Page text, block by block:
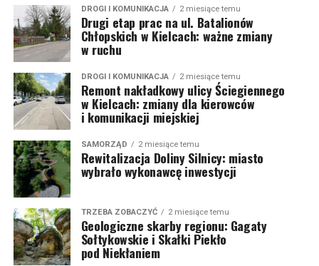
DROGI I KOMUNIKACJA 2 miesiące temu
Drugi etap prac na ul. Batalionów
Chłopskich w Kielcach: ważne zmiany
w ruchu
DROGI I KOMUNIKACJA 2 miesiące temu
Remont nakładkowy ulicy Ściegiennego
w Kielcach: zmiany dla kierowców
i komunikacji miejskiej
SAMORZĄD 2 miesiące temu
Rewitalizacja Doliny Silnicy: miasto
wybrało wykonawcę inwestycji
TRZEBA ZOBACZYĆ 2 miesiące temu
Geologiczne skarby regionu: Gagaty
Sołtykowskie i Skałki Piekło
pod Niekłaniem